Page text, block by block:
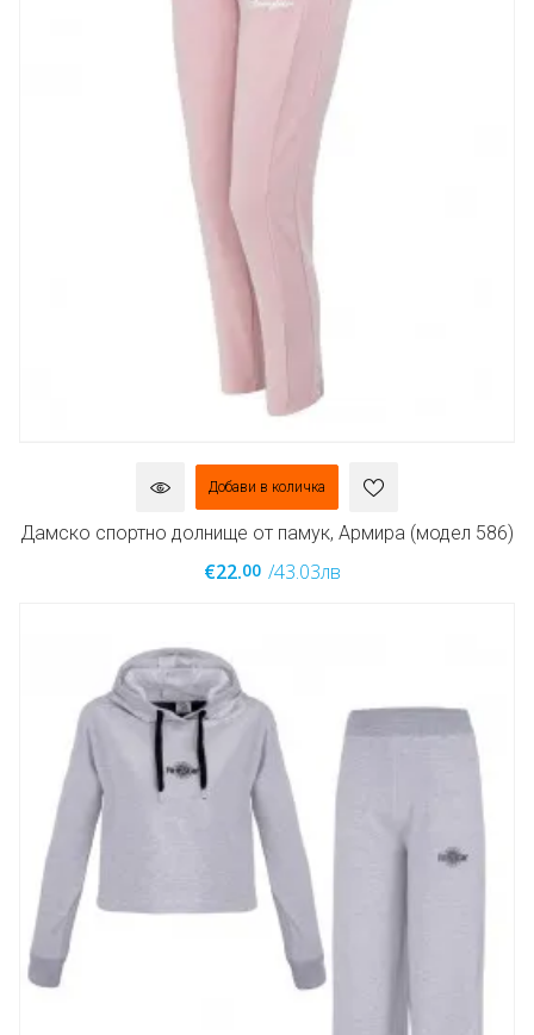
Добави в количка
Дамско спортно долнище от памук, Армира (модел 586)
€22.00 /43.03лв